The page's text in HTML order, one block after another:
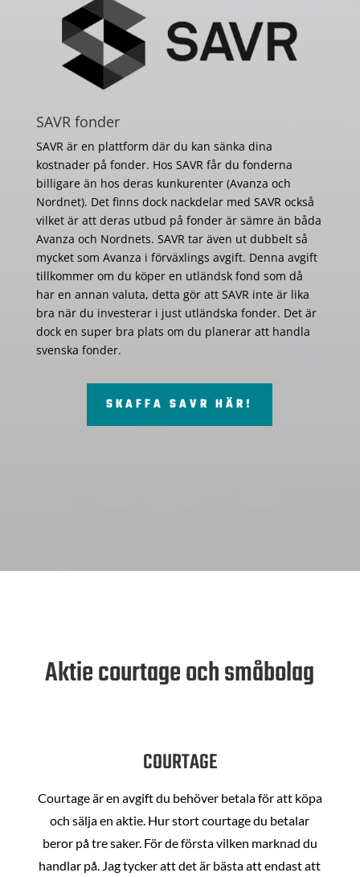
SAVR fonder
SAVR är en plattform där du kan sänka dina
kostnader på fonder. Hos SAVR får du fonderna
billigare än hos deras kunkurenter (Avanza och
Nordnet). Det finns dock nackdelar med SAVR också
vilket är att deras utbud på fonder är sämre än båda
Avanza och Nordnets. SAVR tar även ut dubbelt så
mycket som Avanza i förväxlings avgift. Denna avgift
tillkommer om du köper en utländsk fond som då
har en annan valuta, detta gör att SAVR inte är lika
bra när du investerar i just utländska fonder. Det är
dock en super bra plats om du planerar att handla
svenska fonder.
SKAFFA SAVR HÄR!
Aktie courtage och småbolag
COURTAGE
Courtage är en avgift du behöver betala för att köpa
och sälja en aktie. Hur stort courtage du betalar
beror på tre saker. För de första vilken marknad du
handlar på. Jag tycker att det är bästa att endast att